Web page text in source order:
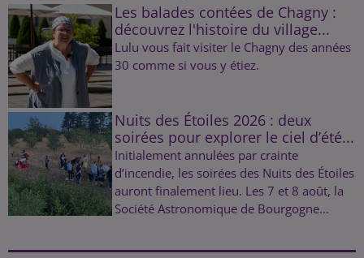
Les balades contées de Chagny :
découvrez l'histoire du village...
Lulu vous fait visiter le Chagny des années
30 comme si vous y étiez.
Nuits des Étoiles 2026 : deux
soirées pour explorer le ciel d’été...
Initialement annulées par crainte
d’incendie, les soirées des Nuits des Étoiles
auront finalement lieu. Les 7 et 8 août, la
Société Astronomique de Bourgogne...